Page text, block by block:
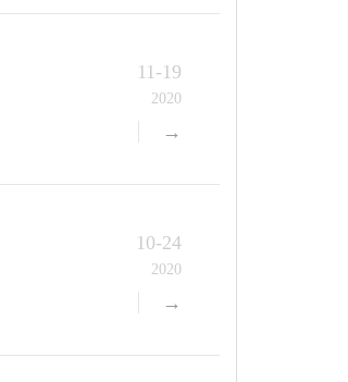
11-19
2020
→
10-24
2020
→